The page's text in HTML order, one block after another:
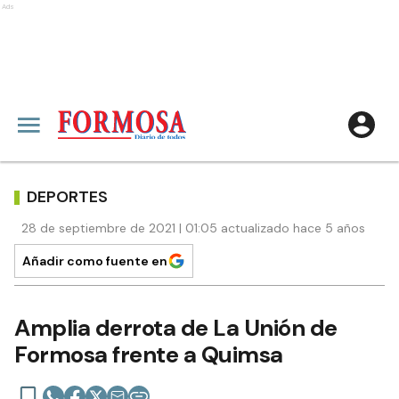
Ads
DEPORTES
28 de septiembre de 2021 | 01:05 actualizado hace 5 años
Añadir como fuente en
Amplia derrota de La Unión de
Formosa frente a Quimsa